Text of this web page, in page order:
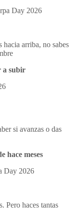
hacia arriba, no sabes
a subir
si avanzas o das
hace meses
Pero haces tantas